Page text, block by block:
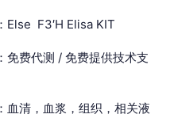
Else F3′H Elisa KIT
免费代测 / 免费提供技术支
血清，血浆，组织，相关液